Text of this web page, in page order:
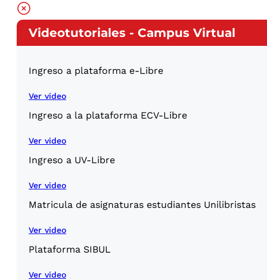
Videotutoriales - Campus Virtual
Ingreso a plataforma e-Libre
Ver video
Ingreso a la plataforma ECV-Libre
Ver video
Ingreso a UV-Libre
Ver video
Matricula de asignaturas estudiantes Unilibristas
Ver video
Plataforma SIBUL
Ver video